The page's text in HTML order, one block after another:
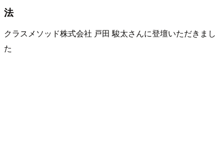
法
クラスメソッド株式会社 戸田 駿太さんに登壇いただきまし
た